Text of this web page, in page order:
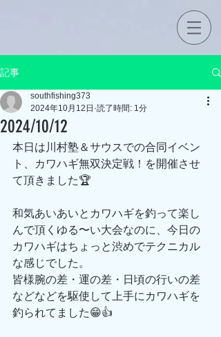
記事
2024/10/12
southfishing373
2024年10月12日 読了時間: 1分
本日は川村塾＆サウスでの合同イベン
ト、カワハギ無双決定戦！を開催させ
て頂きました🏆️
和気あいあいとカワハギを釣って楽し
んで頂くゆる〜い大会なのに、今日の
カワハギはちょっと渋めでテクニカル
な感じでした。
皆様腕の差・運の差・日頃の行いの差
などなどを駆使して上手にカワハギを
釣られてました😁👍